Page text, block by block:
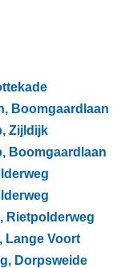
Boomgaardlaan
Zijldijk
Boomgaardlaan
Rietpolderweg
Lange Voort
Dorpsweide